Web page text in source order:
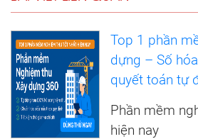
Top 1 phần
dựng – Số
quyết toán tự
Phần mềm
hiện nay